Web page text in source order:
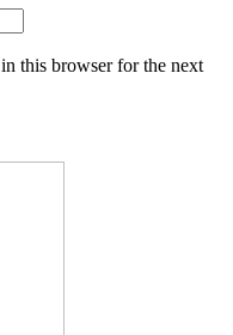
this browser for the next